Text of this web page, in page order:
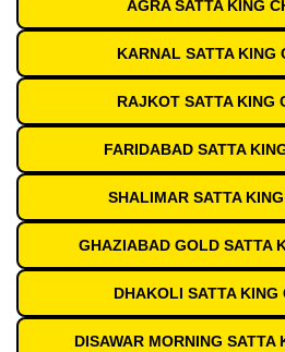
AGRA SATTA KING
KARNAL SATTA KING
RAJKOT SATTA KING
FARIDABAD SATTA
SHALIMAR SATTA
GHAZIABAD GOLD SATTA
DHAKOLI SATTA KING
DISAWAR MORNING SATTA